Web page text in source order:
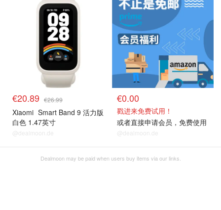
€20.89 €26.99
Xiaomi Smart Band 9 活力版
白色 1.47英寸
@dealmoon.de
€0.00
戳进来免费试用！
或者直接申请会员，免费使用
@dealmoon.de
Dealmoon may be paid when users buy items via our links.